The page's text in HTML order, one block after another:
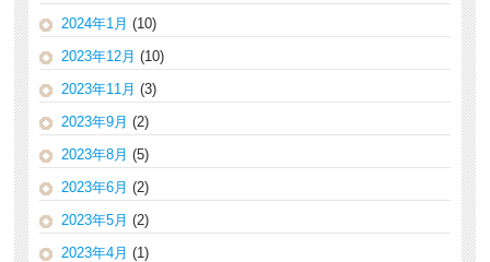
2024年1月 (10)
2023年12月 (10)
2023年11月 (3)
2023年9月 (2)
2023年8月 (5)
2023年6月 (2)
2023年5月 (2)
2023年4月 (1)